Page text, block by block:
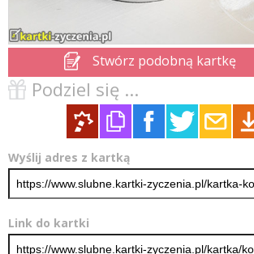
Stwórz podobną kartkę
Podziel się ...
Wyślij adres z kartką
Link do kartki